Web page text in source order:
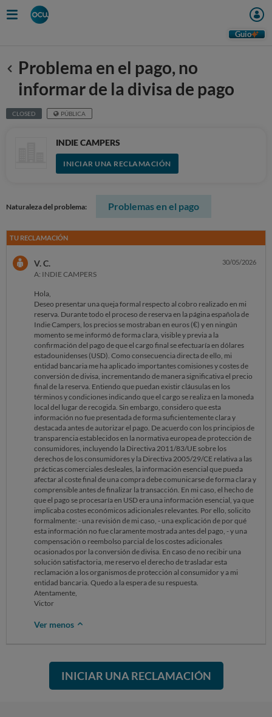
Guio
Anterior
Problema en el pago, no
informar de la divisa de pago
CLOSED PÚBLICA
INDIE CAMPERS
INICIAR UNA RECLAMACIÓN
Naturaleza del problema: Problemas en el pago
TU RECLAMACIÓN
V. C.
A: INDIE CAMPERS
30/05/2026
Hola,
Deseo presentar una queja formal respecto al cobro realizado en mi
reserva. Durante todo el proceso de reserva en la página española de
Indie Campers, los precios se mostraban en euros (€) y en ningún
momento se me informó de forma clara, visible y previa a la
confirmación del pago de que el cargo final se efectuaría en dólares
estadounidenses (USD). Como consecuencia directa de ello, mi
entidad bancaria me ha aplicado importantes comisiones y costes de
conversión de divisa, incrementando de manera significativa el precio
final de la reserva. Entiendo que puedan existir cláusulas en los
términos y condiciones indicando que el cargo se realiza en la moneda
local del lugar de recogida. Sin embargo, considero que esta
información no fue presentada de forma suficientemente clara y
destacada antes de autorizar el pago. De acuerdo con los principios de
transparencia establecidos en la normativa europea de protección de
consumidores, incluyendo la Directiva 2011/83/UE sobre los
derechos de los consumidores y la Directiva 2005/29/CE relativa a las
prácticas comerciales desleales, la información esencial que pueda
afectar al coste final de una compra debe comunicarse de forma clara y
comprensible antes de finalizar la transacción. En mi caso, el hecho de
que el pago se procesaría en USD era una información esencial, ya que
implicaba costes económicos adicionales relevantes. Por ello, solicito
formalmente: - una revisión de mi caso, - una explicación de por qué
esta información no fue claramente mostrada antes del pago, - y una
compensación o reembolso parcial de los costes adicionales
ocasionados por la conversión de divisa. En caso de no recibir una
solución satisfactoria, me reservo el derecho de trasladar esta
reclamación a los organismos de protección al consumidor y a mi
entidad bancaria. Quedo a la espera de su respuesta.
Atentamente,
Victor
Ver menos
INICIAR UNA RECLAMACIÓN